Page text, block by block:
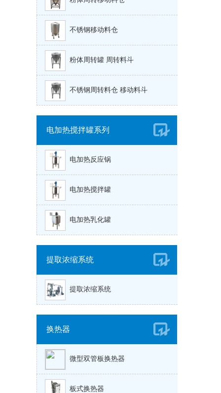
不锈钢移动料仓
粉体周转罐 周转料斗
不锈钢周转料仓 移动料斗
电加热搅拌罐系列
电加热反应锅
电加热搅拌罐
电加热乳化罐
提取浓缩系统
提取浓缩系统
换热器
微型双管板换热器
板式换热器